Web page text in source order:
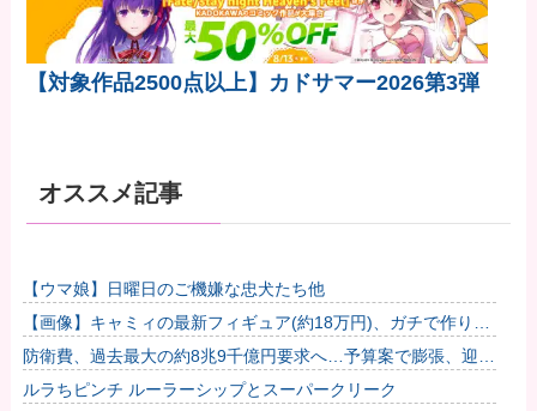
【対象作品2500点以上】カドサマー2026第3弾
オススメ記事
【ウマ娘】日曜日のご機嫌な忠犬たち他
【画像】キャミィの最新フィギュア(約18万円)、ガチで作り込
みがエグすぎる他
防衛費、過去最大の約8兆9千億円要求へ…予算案で膨張、迎撃
用無人機・AIなど導入！
ルラちピンチ ルーラーシップとスーパークリーク